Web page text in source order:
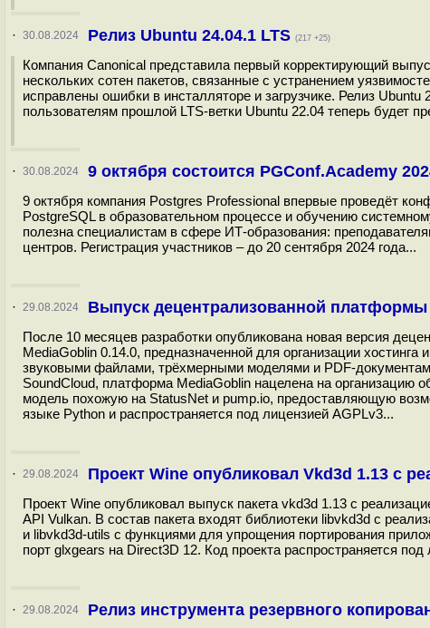
· 30.08.2024 Релиз Ubuntu 24.04.1 LTS (217 +25)
Компания Canonical представила первый корректирующий
нескольких сотен пакетов, связанные с устранением
исправлены ошибки в инсталляторе и загрузчике. Релиз
пользователям прошлой LTS-ветки Ubuntu 22.04 теперь будет
· 30.08.2024 9 октября состоится PGConf.Academy
9 октября компания Postgres Professional впервые проведёт
PostgreSQL в образовательном процессе и обучению
полезна специалистам в сфере ИТ-образования:
центров. Регистрация участников – до 20 сентября 2024 года...
· 29.08.2024 Выпуск децентрализованной
После 10 месяцев разработки опубликована новая версия
MediaGoblin 0.14.0, предназначенной для организации
звуковыми файлами, трёхмерными моделями и PDF-
SoundCloud, платформа MediaGoblin нацелена на организацию
модель похожую на StatusNet и pump.io, предоставляющую
языке Python и распространяется под лицензией AGPLv3...
· 29.08.2024 Проект Wine опубликовал Vkd3d 1.13 с
Проект Wine опубликовал выпуск пакета vkd3d 1.13 с
API Vulkan. В состав пакета входят библиотеки libvkd3d с
и libvkd3d-utils с функциями для упрощения портирования
порт glxgears на Direct3D 12. Код проекта распространяется
· 29.08.2024 Релиз инструмента резервного